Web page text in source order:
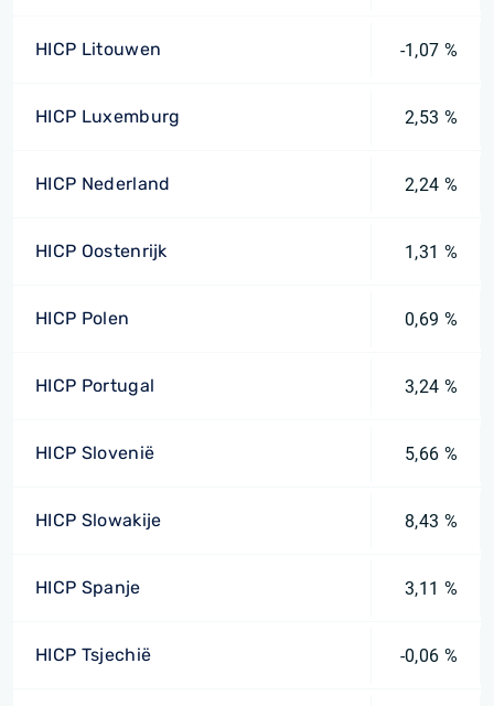
HICP Litouwen -1,07 %
HICP Luxemburg 2,53 %
HICP Nederland 2,24 %
HICP Oostenrijk 1,31 %
HICP Polen 0,69 %
HICP Portugal 3,24 %
HICP Slovenië 5,66 %
HICP Slowakije 8,43 %
HICP Spanje 3,11 %
HICP Tsjechië -0,06 %